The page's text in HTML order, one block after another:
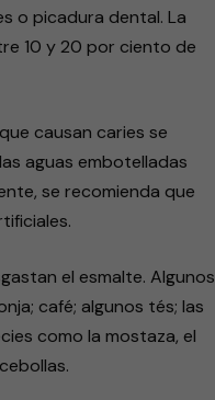
o picadura dental. La
10 y 20 por ciento de
causan caries se
aguas embotelladas
se recomienda que
el esmalte. Algunos
café; algunos tés; las
como la mostaza, el